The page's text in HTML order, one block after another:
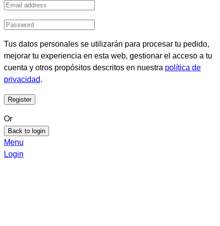
Tus datos personales se utilizarán para procesar tu pedido,
mejorar tu experiencia en esta web, gestionar el acceso a tu
cuenta y otros propósitos descritos en nuestra política de
privacidad.
Or
Back to login
Menu
Login